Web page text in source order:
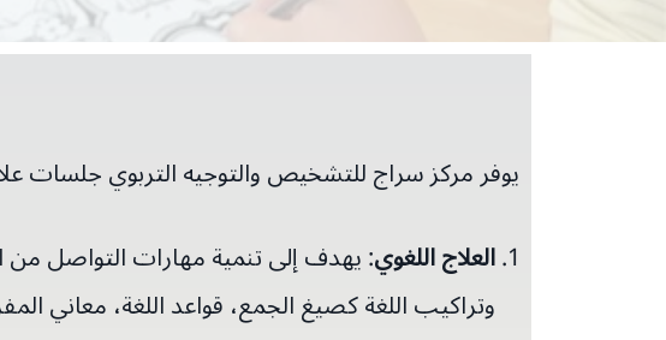
يوفر مركز سراج للتشخيص والتوجيه التربوي جلسات
العلاج اللغوي: يهدف إلى تنمية مهارات التواصل من
وتراكيب اللغة كصيغ الجمع، قواعد اللغة، معاني